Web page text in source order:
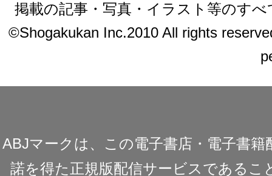
掲載の記事・写真・イラスト等のす
©Shogakukan Inc.2010 All rights
ABJマークは、この電子書店・電子書
諾を得た正規版配信サービスであるこ